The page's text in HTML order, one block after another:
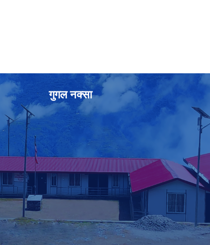
गुगल नक्सा
premium bootstrap themes